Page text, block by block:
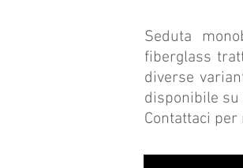
Seduta
fiberglass
diverse
disponibile su
Contattaci